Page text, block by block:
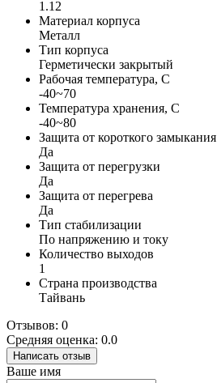
1.12
Материал корпуса
Металл
Тип корпуса
Герметически закрытый
Рабочая температура, С
-40~70
Температура хранения, С
-40~80
Защита от короткого замыкания
Да
Защита от перегрузки
Да
Защита от перегрева
Да
Тип стабилизации
По напряжению и току
Количество выходов
1
Страна производства
Тайвань
Отзывов: 0
Средняя оценка: 0.0
Написать отзыв
Ваше имя